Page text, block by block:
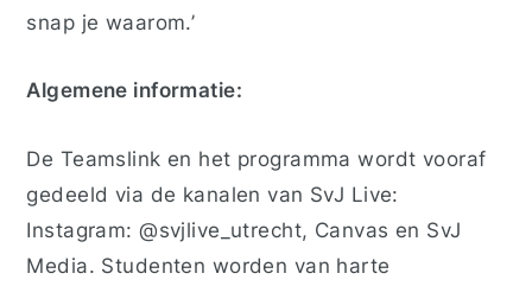
snap je waarom.’
Algemene informatie:
De Teamslink en het programma wordt vooraf
gedeeld via de kanalen van SvJ Live:
Instagram: @svjlive_utrecht, Canvas en SvJ
Media. Studenten worden van harte